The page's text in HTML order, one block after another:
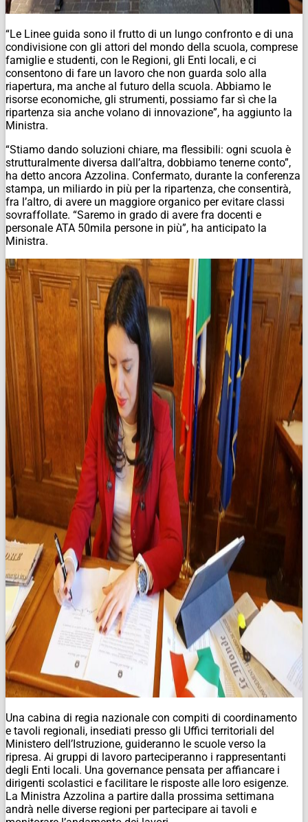
“Le Linee guida sono il frutto di un lungo confronto e di una
condivisione con gli attori del mondo della scuola, comprese
famiglie e studenti, con le Regioni, gli Enti locali, e ci
consentono di fare un lavoro che non guarda solo alla
riapertura, ma anche al futuro della scuola. Abbiamo le
risorse economiche, gli strumenti, possiamo far sì che la
ripartenza sia anche volano di innovazione”, ha aggiunto la
Ministra.
“Stiamo dando soluzioni chiare, ma flessibili: ogni scuola è
strutturalmente diversa dall’altra, dobbiamo tenerne conto”,
ha detto ancora Azzolina. Confermato, durante la conferenza
stampa, un miliardo in più per la ripartenza, che consentirà,
fra l’altro, di avere un maggiore organico per evitare classi
sovraffollate. “Saremo in grado di avere fra docenti e
personale ATA 50mila persone in più”, ha anticipato la
Ministra.
Una cabina di regia nazionale con compiti di coordinamento
e tavoli regionali, insediati presso gli Uffici territoriali del
Ministero dell’Istruzione, guideranno le scuole verso la
ripresa. Ai gruppi di lavoro parteciperanno i rappresentanti
degli Enti locali. Una governance pensata per affiancare i
dirigenti scolastici e facilitare le risposte alle loro esigenze.
La Ministra Azzolina a partire dalla prossima settimana
andrà nelle diverse regioni per partecipare ai tavoli e